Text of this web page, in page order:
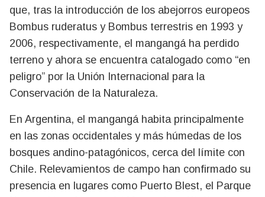
que, tras la introducción de los abejorros europeos
Bombus ruderatus y Bombus terrestris en 1993 y
2006, respectivamente, el mangangá ha perdido
terreno y ahora se encuentra catalogado como “en
peligro” por la Unión Internacional para la
Conservación de la Naturaleza.
En Argentina, el mangangá habita principalmente
en las zonas occidentales y más húmedas de los
bosques andino-patagónicos, cerca del límite con
Chile. Relevamientos de campo han confirmado su
presencia en lugares como Puerto Blest, el Parque